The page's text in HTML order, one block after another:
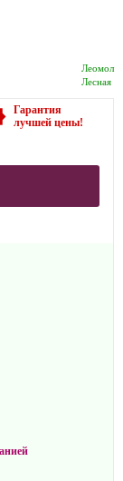
Леомол
Лесная
Гарантия
лучшей цены!